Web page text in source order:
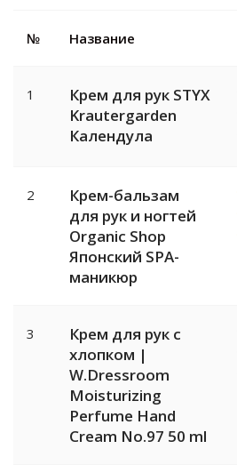
№ Название
1
Крем для рук STYX
Krautergarden
Календула
2
Крем-бальзам
для рук и ногтей
Organic Shop
Японский SPA-
маникюр
3
Крем для рук с
хлопком |
W.Dressroom
Moisturizing
Perfume Hand
Cream No.97 50 ml